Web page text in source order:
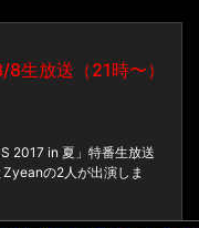
生放送（21時〜）
2017 in 夏」特番生放送
の2人が出演しま